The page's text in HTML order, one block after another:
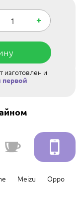
+
изготовлен и
первой
Meizu
Oppo